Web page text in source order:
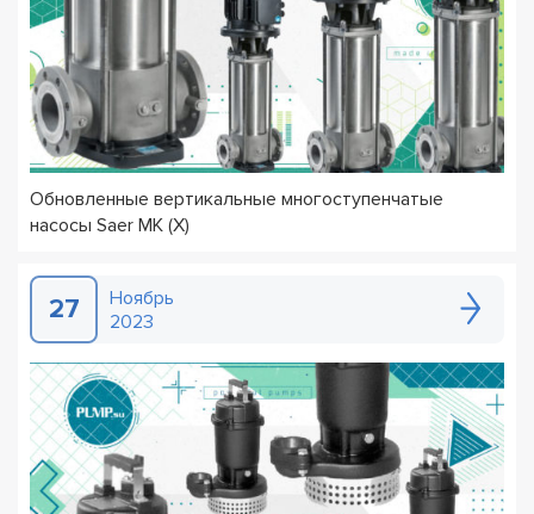
Обновленные вертикальные многоступенчатые
насосы Saer MK (X)
27
Ноябрь
2023